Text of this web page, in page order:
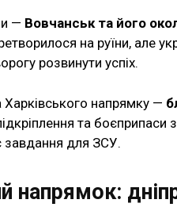
— Вовчанськ та його
на руїни, але
розвинути успіх.
напрямку —
та
завдання для ЗСУ.
напрямок: